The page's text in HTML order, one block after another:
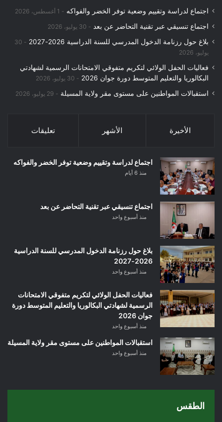
اجتماع لدراسة وتقييم وضعية توفر الخضر والفواكه 1 أغسطس، 2026
اجتماع تنسيقي عبر تقنية التحاضر عن بعد 30 يوليو، 2026
بلاغ حول رزنامة الدخول المدرسي للسنة الدراسية 2026-2027
30
يوليو، 2026
فعاليات الحفل الولائي لتكريم متفوقي الامتحانات الرسمية لشهادتي
البكالوريا والتعليم المتوسط دورة جوان 2026
30 يوليو، 2026
استقبالات المواطنين على مستوى مقر ولاية المسيلة 29 يوليو، 2026
الأخيرة الأشهر تعليقات
اجتماع لدراسة وتقييم وضعية توفر الخضر والفواكه
منذ 6 أيام
اجتماع تنسيقي عبر تقنية التحاضر عن بعد
منذ أسبوع واحد
بلاغ حول رزنامة الدخول المدرسي للسنة الدراسية
2026-2027
منذ أسبوع واحد
فعاليات الحفل الولائي لتكريم متفوقي الامتحانات
الرسمية لشهادتي البكالوريا والتعليم المتوسط دورة
جوان 2026
منذ أسبوع واحد
استقبالات المواطنين على مستوى مقر ولاية المسيلة
منذ أسبوع واحد
الطقس